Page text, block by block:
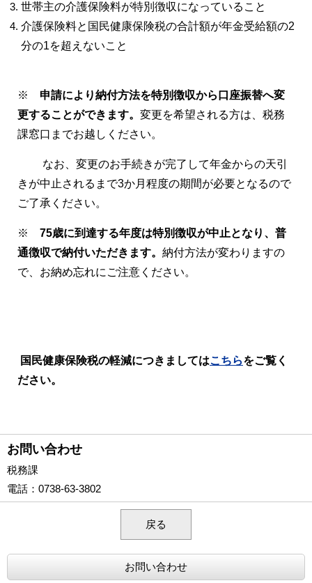
世帯主の介護保険料が特別徴収になっていること
介護保険料と国民健康保険税の合計額が年金受給額の2
分の1を超えないこと
※ 申請により納付方法を特別徴収から口座振替へ変
更することができます。 変更を希望される方は、税務
課窓口までお越しください。
なお、変更のお手続きが完了して年金からの天引
きが中止されるまで3か月程度の期間が必要となるので
ご了承ください。
※ 75歳に到達する年度は特別徴収が中止となり、普
通徴収で納付いただきます。 納付方法が変わりますの
で、お納め忘れにご注意ください。
国民健康保険税の軽減につきましてはこちらをご覧く
ださい。
お問い合わせ
税務課
電話 ：0738-63-3802
戻る
お問い合わせ